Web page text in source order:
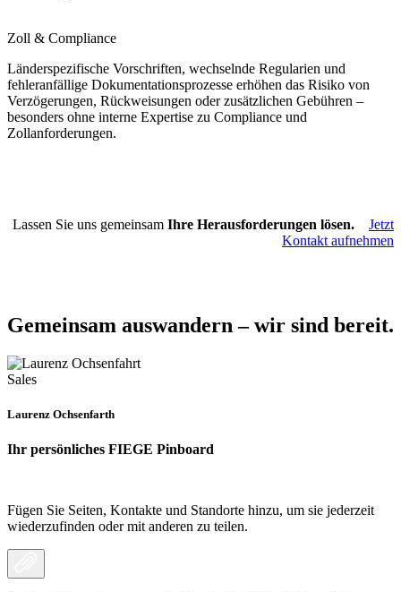
Zoll & Compliance
Länderspezifische Vorschriften, wechselnde Regularien und
fehleranfällige Dokumentationsprozesse erhöhen das Risiko von
Verzögerungen, Rückweisungen oder zusätzlichen Gebühren –
besonders ohne interne Expertise zu Compliance und
Zollanforderungen.
Lassen Sie uns gemeinsam Ihre Herausforderungen lösen. Jetzt
Kontakt aufnehmen
Gemeinsam auswandern – wir sind bereit.
Sales
Laurenz Ochsenfarth
Ihr persönliches FIEGE Pinboard
Fügen Sie Seiten, Kontakte und Standorte hinzu, um sie jederzeit
wiederzufinden oder mit anderen zu teilen.